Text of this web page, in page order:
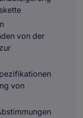
von der
von